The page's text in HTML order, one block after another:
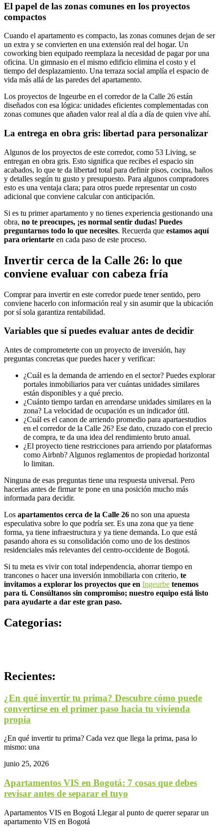
El papel de las zonas comunes en los proyectos
compactos
Cuando el apartamento es compacto, las zonas comunes dejan de ser
un extra y se convierten en una extensión real del hogar. Un
coworking bien equipado reemplaza la necesidad de pagar por una
oficina. Un gimnasio en el mismo edificio elimina el costo y el
tiempo del desplazamiento. Una terraza social amplía el espacio de
vida más allá de las paredes del apartamento.
Los proyectos de Ingeurbe en el corredor de la Calle 26 están
diseñados con esa lógica: unidades eficientes complementadas con
zonas comunes que añaden valor real al día a día de quien vive ahí.
La entrega en obra gris: libertad para personalizar
Algunos de los proyectos de este corredor, como 53 Living, se
entregan en obra gris. Esto significa que recibes el espacio sin
acabados, lo que te da libertad total para definir pisos, cocina, baños
y detalles según tu gusto y presupuesto. Para algunos compradores
esto es una ventaja clara; para otros puede representar un costo
adicional que conviene calcular con anticipación.
Si es tu primer apartamento y no tienes experiencia gestionando una
obra, no te preocupes, ¡es normal sentir dudas! Puedes
preguntarnos todo lo que necesites. Recuerda que estamos aquí
para orientarte en cada paso de este proceso.
Invertir cerca de la Calle 26: lo que
conviene evaluar con cabeza fría
Comprar para invertir en este corredor puede tener sentido, pero
conviene hacerlo con información real y sin asumir que la ubicación
por sí sola garantiza rentabilidad.
Variables que sí puedes evaluar antes de decidir
Antes de comprometerte con un proyecto de inversión, hay
preguntas concretas que puedes hacer y verificar:
¿Cuál es la demanda de arriendo en el sector? Puedes explorar
portales inmobiliarios para ver cuántas unidades similares
están disponibles y a qué precio.
¿Cuánto tiempo tardan en arrendarse unidades similares en la
zona? La velocidad de ocupación es un indicador útil.
¿Cuál es el canon de arriendo promedio para apartaestudios
en el corredor de la Calle 26? Ese dato, cruzado con el precio
de compra, te da una idea del rendimiento bruto anual.
¿El proyecto tiene restricciones para arriendo por plataformas
como Airbnb? Algunos reglamentos de propiedad horizontal
lo limitan.
Ninguna de esas preguntas tiene una respuesta universal. Pero
hacerlas antes de firmar te pone en una posición mucho más
informada para decidir.
Los apartamentos cerca de la Calle 26 no son una apuesta
especulativa sobre lo que podría ser. Es una zona que ya tiene
forma, ya tiene infraestructura y ya tiene demanda. Lo que está
pasando ahora es su consolidación como uno de los destinos
residenciales más relevantes del centro-occidente de Bogotá.
Si tu meta es vivir con total independencia, ahorrar tiempo en
trancones o hacer una inversión inmobiliaria con criterio, te
invitamos a explorar los proyectos que en Ingeurbe tenemos
para ti. Consúltanos sin compromiso; nuestro equipo está listo
para ayudarte a dar este gran paso.
Categorias:
Recientes:
¿En qué invertir tu prima? Descubre cómo puede
convertirse en el primer paso hacia tu vivienda
propia
¿En qué invertir tu prima? Cada vez que llega la prima, pasa lo
mismo: una
junio 25, 2026
Apartamentos VIS en Bogotá: 7 cosas que debes
revisar antes de separar el tuyo
Apartamentos VIS en Bogotá Llegar al punto de querer separar un
apartamento VIS en Bogotá